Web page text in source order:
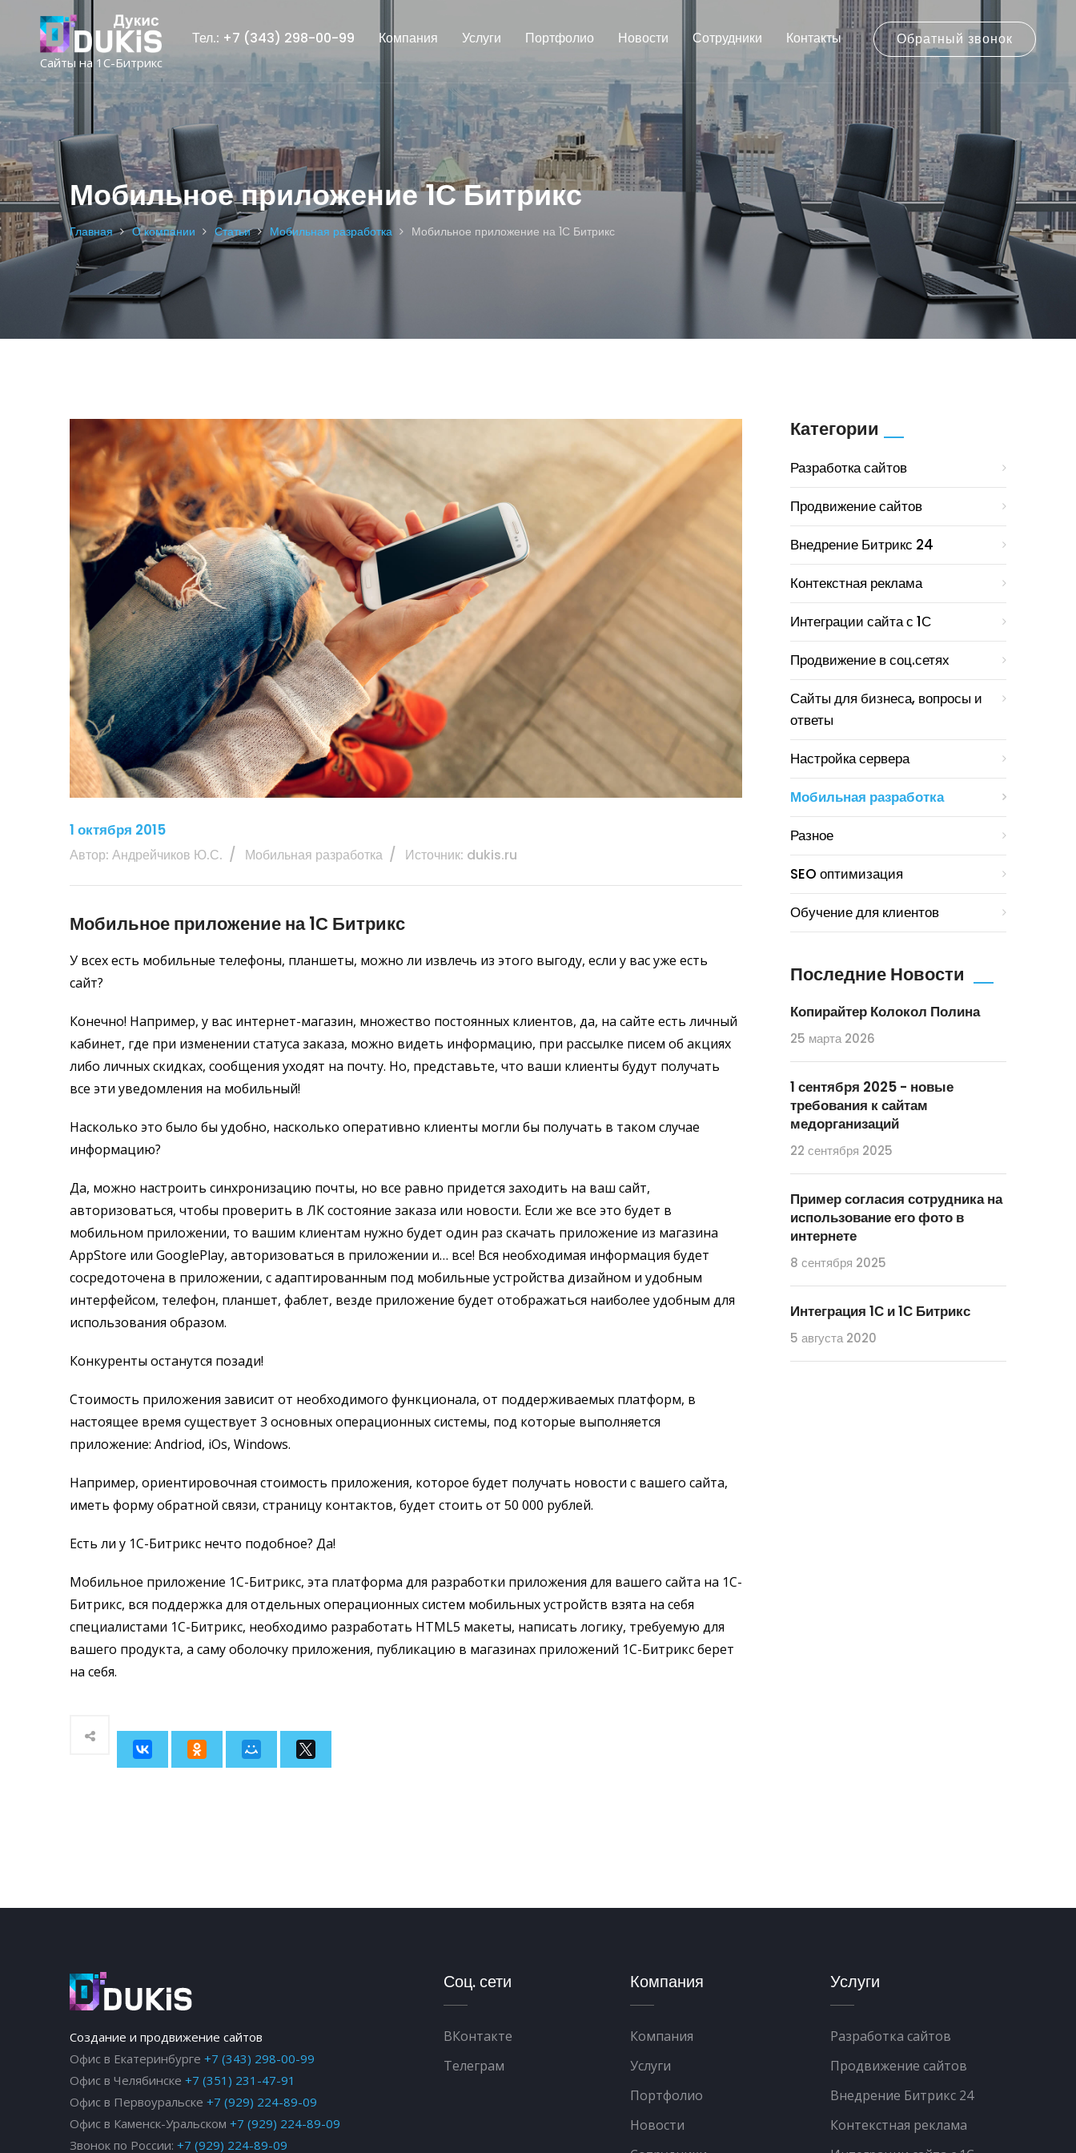
Сайты на 1С-Битрикс
Тел.: +7 (343) 298-00-99 Компания Услуги Портфолио Новости Сотрудники Контакты Обратный звонок
Мобильное приложение 1С Битрикс
Главная О компании Статьи Мобильная разработка Мобильное приложение на 1С Битрикс
1 октября 2015
Автор: Андрейчиков Ю.С. Мобильная разработка Источник: dukis.ru
Мобильное приложение на 1С Битрикс
У всех есть мобильные телефоны, планшеты, можно ли извлечь из этого выгоду, если у вас уже есть
сайт?
Конечно! Например, у вас интернет-магазин, множество постоянных клиентов, да, на сайте есть личный
кабинет, где при изменении статуса заказа, можно видеть информацию, при рассылке писем об акциях
либо личных скидках, сообщения уходят на почту. Но, представьте, что ваши клиенты будут получать
все эти уведомления на мобильный!
Насколько это было бы удобно, насколько оперативно клиенты могли бы получать в таком случае
информацию?
Да, можно настроить синхронизацию почты, но все равно придется заходить на ваш сайт,
авторизоваться, чтобы проверить в ЛК состояние заказа или новости. Если же все это будет в
мобильном приложении, то вашим клиентам нужно будет один раз скачать приложение из магазина
AppStore или GooglePlay, авторизоваться в приложении и… все! Вся необходимая информация будет
сосредоточена в приложении, с адаптированным под мобильные устройства дизайном и удобным
интерфейсом, телефон, планшет, фаблет, везде приложение будет отображаться наиболее удобным для
использования образом.
Конкуренты останутся позади!
Стоимость приложения зависит от необходимого функционала, от поддерживаемых платформ, в
настоящее время существует 3 основных операционных системы, под которые выполняется
приложение: Andriod, iOs, Windows.
Например, ориентировочная стоимость приложения, которое будет получать новости с вашего сайта,
иметь форму обратной связи, страницу контактов, будет стоить от 50 000 рублей.
Есть ли у 1С-Битрикс нечто подобное? Да!
Мобильное приложение 1С-Битрикс, эта платформа для разработки приложения для вашего сайта на 1С-
Битрикс, вся поддержка для отдельных операционных систем мобильных устройств взята на себя
специалистами 1С-Битрикс, необходимо разработать HTML5 макеты, написать логику, требуемую для
вашего продукта, а саму оболочку приложения, публикацию в магазинах приложений 1С-Битрикс берет
на себя.
Категории
Разработка сайтов
Продвижение сайтов
Внедрение Битрикс 24
Контекстная реклама
Интеграции сайта с 1С
Продвижение в соц.сетях
Сайты для бизнеса, вопросы и
ответы
Настройка сервера
Мобильная разработка
Разное
SEO оптимизация
Обучение для клиентов
Последние Новости
Копирайтер Колокол Полина
25 марта 2026
1 сентября 2025 - новые
требования к сайтам
медорганизаций
22 сентября 2025
Пример согласия сотрудника на
использование его фото в
интернете
8 сентября 2025
Интеграция 1С и 1С Битрикс
5 августа 2020
Создание и продвижение сайтов
Офис в Екатеринбурге +7 (343) 298-00-99
Офис в Челябинске +7 (351) 231-47-91
Офис в Первоуральске +7 (929) 224-89-09
Офис в Каменск-Уральском +7 (929) 224-89-09
Звонок по России: +7 (929) 224-89-09
Соц. сети
ВКонтакте
Телеграм
Компания
Компания
Услуги
Портфолио
Новости
Услуги
Разработка сайтов
Продвижение сайтов
Внедрение Битрикс 24
Контекстная реклама